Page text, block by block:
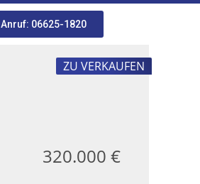
Anruf: 06625-1820
ZU VERKAUFEN
320.000 €